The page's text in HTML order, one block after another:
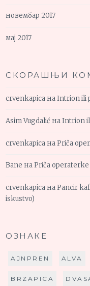
новембар 2017
мај 2017
СКОРАШЊИ
crvenkapica наIntrion ili
Asim Vugdalić наIntrion
crvenkapica наPriča
Bane наPriča
crvenkapica наPancir
iskustvo)
ОЗНАКЕ
AJNPREN ALVA
BRZAPICA